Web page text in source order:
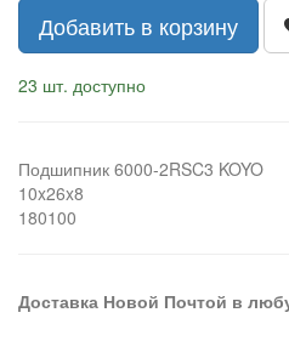
Добавить в корзину
23 шт. доступно
Подшипник 6000-2RSC3 KOYO
10x26x8
180100
Доставка Новой Почтой в